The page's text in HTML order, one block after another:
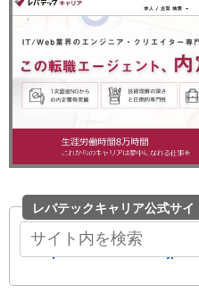
レバテックキャリア公式サイ